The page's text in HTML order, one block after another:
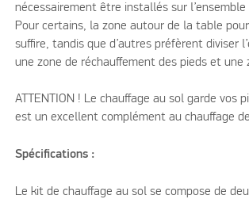
nécessairement être installés sur l’ensemble
Pour certains, la zone autour de la table
suffire, tandis que d’autres préfèrent diviser
une zone de réchauffement des pieds et une
ATTENTION ! Le chauffage au sol garde vos
est un excellent complément au chauffage
Spécifications :
Le kit de chauffage au sol se compose de